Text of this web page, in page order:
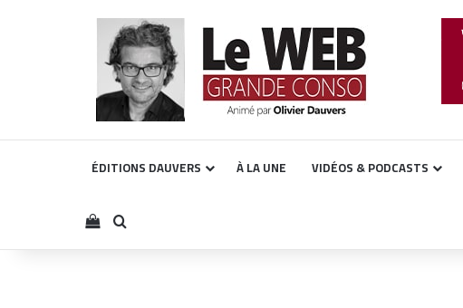
ÉDITIONS DAUVERS À LA UNE VIDÉOS & PODCASTS
Voir votre panier
Rechercher